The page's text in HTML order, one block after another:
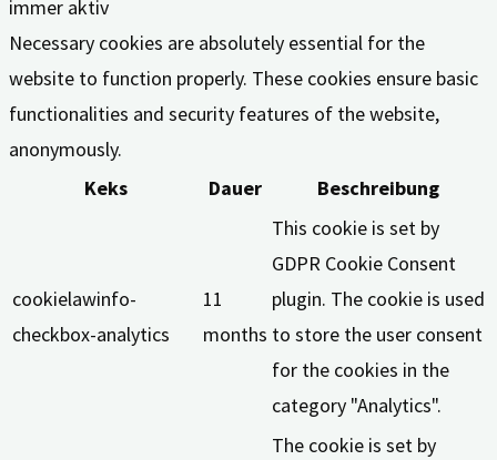
immer aktiv
Necessary cookies are absolutely essential for the
website to function properly. These cookies ensure basic
functionalities and security features of the website,
anonymously.
Keks
Dauer Beschreibung
cookielawinfo-
checkbox-analytics
11
months
This cookie is set by
GDPR Cookie Consent
plugin. The cookie is used
to store the user consent
for the cookies in the
category "Analytics".
The cookie is set by